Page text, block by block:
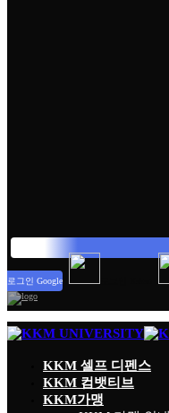
로그인 Google
KKM 셀프 디펜스
KKM 컴뱃티브
KKM가맹